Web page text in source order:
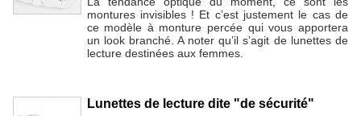
montures invisibles ! Et c’est justement le cas de
ce modèle à monture percée qui vous apportera
un look branché. A noter qu’il s’agit de lunettes de
lecture destinées aux femmes.
Lunettes de lecture dite "de sécurité"